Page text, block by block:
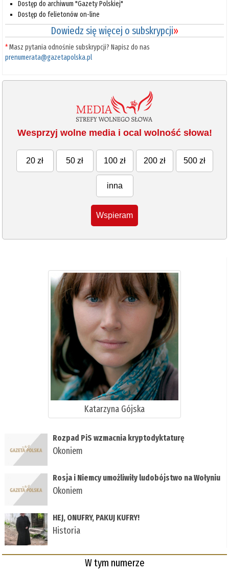
Dostęp do archiwum "Gazety Polskiej"
Dostęp do felietonów on-line
Dowiedz się więcej o subskrypcji»
*Masz pytania odnośnie subskrypcji? Napisz do nas
prenumerata@gazetapolska.pl
Wesprzyj wolne media i ocal wolność słowa!
20 zł 50 zł 100 zł 200 zł 500 zł
inna
Wspieram
Katarzyna Gójska
Rozpad PiS wzmacnia kryptodyktaturę
Okoniem
Rosja i Niemcy umożliwiły ludobójstwo na Wołyniu
Okoniem
HEJ, ONUFRY, PAKUJ KUFRY!
Historia
W tym numerze